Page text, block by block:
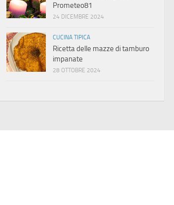
Prometeo81
24 DICEMBRE 2024
CUCINA TIPICA
Ricetta delle mazze di tamburo
impanate
28 OTTOBRE 2024